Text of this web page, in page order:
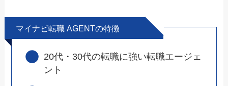
マイナビ転職 AGENTの特徴
20代・30代の転職に強い転職エージェ
ント